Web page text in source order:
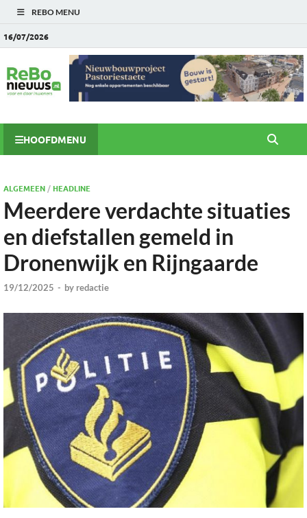
REBO MENU
16/07/2026
HOOFDMENU
ALGEMEEN/ HEADLINE
Meerdere verdachte situaties
en diefstallen gemeld in
Dronenwijk en Rijngaarde
19/12/2025 - by redactie